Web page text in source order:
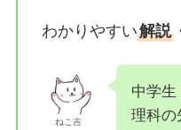
わかりやすい解説
ねこ吉
中学生
理科の